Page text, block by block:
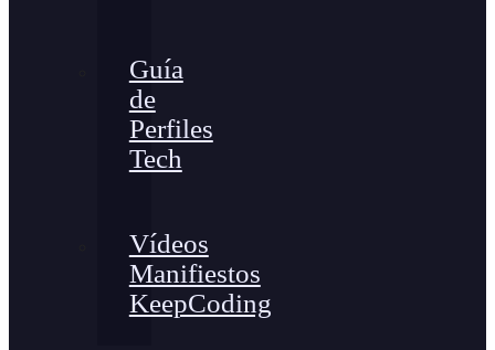
Guía
de
Perfiles
Tech
Vídeos
Manifiestos
KeepCoding